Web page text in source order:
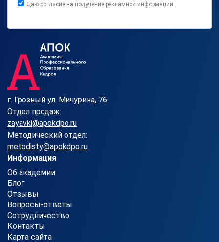
Даю согласие на получение рекламной информации
г. Грозный ул. Мичурина, 76
Отдел продаж:
zayavki@apokdpo.ru
Методический отдел:
metodisty@apokdpo.ru
Информация
Об академии
Блог
Отзывы
Вопросы-ответы
Сотрудничество
Контакты
Карта сайта